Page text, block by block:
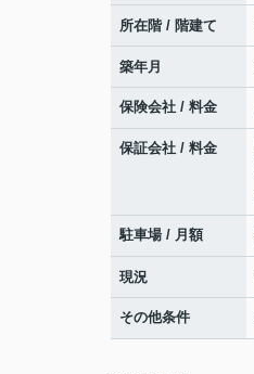
所在階 / 階建て
築年月
保険会社 / 料金
保証会社 / 料金
駐車場 / 月額
現況
その他条件